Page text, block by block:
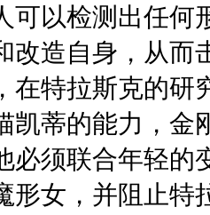
以检测出任何
改造自身，从而
在特拉斯克的研
蒂的能力，金
必须联合年轻的
形女，并阻止特